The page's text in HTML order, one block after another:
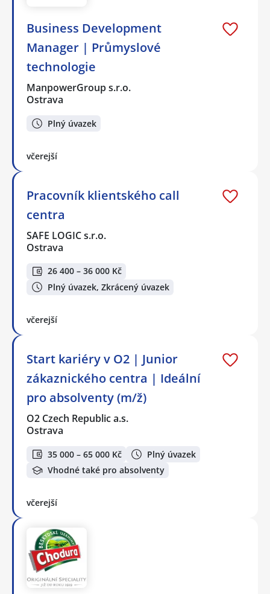
Business Development
Manager | Průmyslové
technologie
ManpowerGroup s.r.o.
Ostrava
Plný úvazek
včerejší
Pracovník klientského call
centra
SAFE LOGIC s.r.o.
Ostrava
26 400 – 36 000 Kč
Plný úvazek, Zkrácený úvazek
včerejší
Start kariéry v O2 | Junior
zákaznického centra | Ideální
pro absolventy (m/ž)
O2 Czech Republic a.s.
Ostrava
35 000 – 65 000 Kč
Plný úvazek
Vhodné také pro absolventy
včerejší